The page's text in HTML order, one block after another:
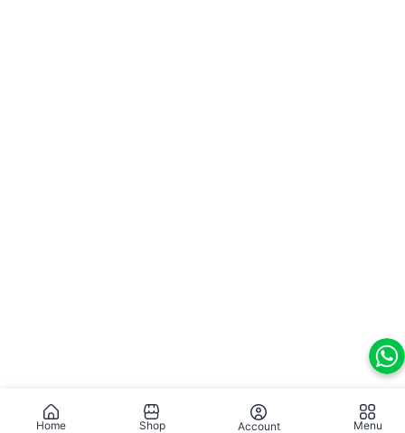
Home Shop Account Menu